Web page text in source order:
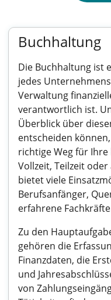
Buchhaltung
Die Buchhaltung ist
jedes
Verwaltung
verantwortlich ist.
Überblick über
entscheiden
richtige Weg für
Vollzeit, Teilzeit
bietet viele
Berufsanfänger,
erfahrene
Zu den
gehören die
Finanzdaten, die
und
von